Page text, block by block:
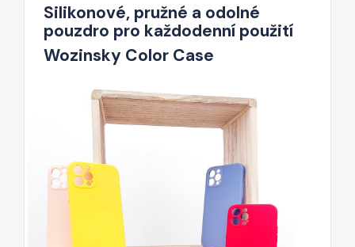
Silikonové, pružné a odolné
pouzdro pro každodenní použití
Wozinsky Color Case